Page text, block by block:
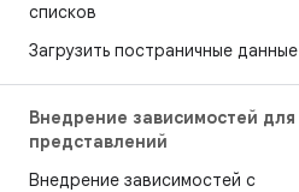
списков
Загрузить постраничные данные
Внедрение зависимостей для
представлений
Внедрение зависимостей с